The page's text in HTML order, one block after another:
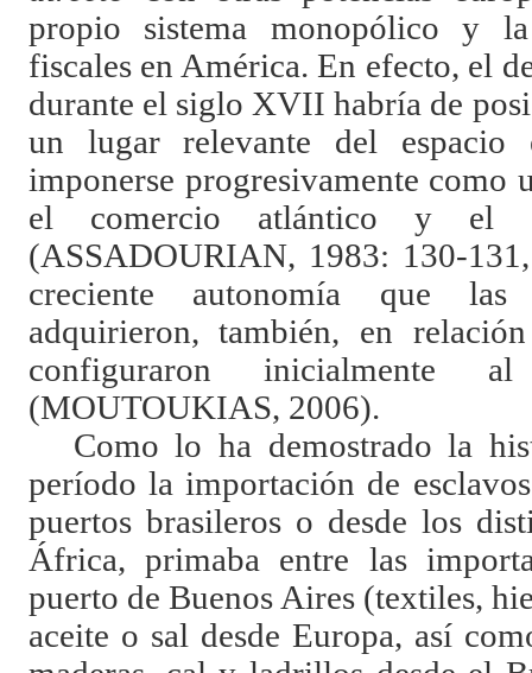
propio sistema monopólico y
fiscales en América. En efecto, el
durante el siglo XVII habría de
un lugar relevante del espacio
imponerse progresivamente como
el comercio atlántico y el
(ASSADOURIAN, 1983: 130-
creciente autonomía que las
adquirieron, también, en
configuraron inicialmente
(MOUTOUKIAS, 2006).
Como lo ha demostrado la
período la importación de
puertos brasileros o desde los
África, primaba entre las
puerto de Buenos Aires (textiles,
aceite o sal desde Europa, así